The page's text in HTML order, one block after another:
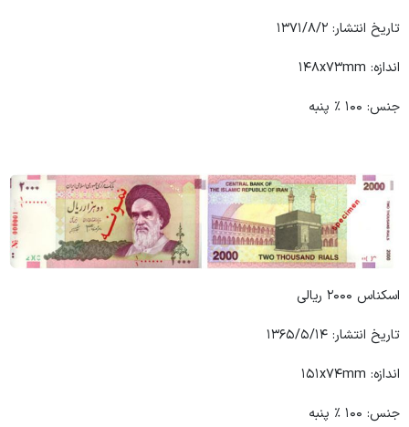
تاریخ انتشار: ۱۳۷۱/۸/۲
اندازه: ۱۴۸x۷۳mm
جنس: ۱۰۰ ٪ پنبه
اسکناس ۲۰۰۰ ریالی
تاریخ انتشار: ۱۳۶۵/۵/۱۴
اندازه: ۱۵۱x۷۴mm
جنس: ۱۰۰ ٪ پنبه